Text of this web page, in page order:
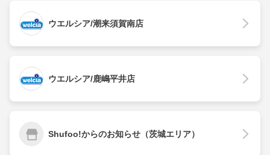
ウエルシア/潮来須賀南店
ウエルシア/鹿嶋平井店
Shufoo!からのお知らせ（茨城エリア）